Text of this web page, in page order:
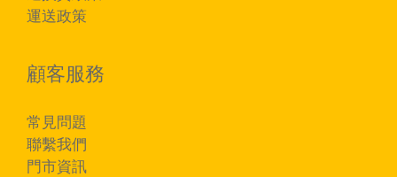
運送政策
顧客服務
常見問題
聯繫我們
門市資訊